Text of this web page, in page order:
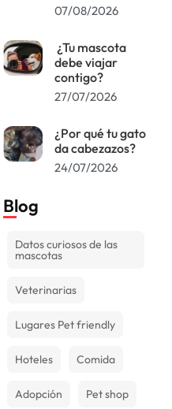
07/08/2026
¿Tu mascota
debe viajar
contigo?
27/07/2026
¿Por qué tu gato
da cabezazos?
24/07/2026
Blog
Datos curiosos de las
mascotas
Veterinarias
Lugares Pet friendly
Hoteles Comida
Adopción Pet shop